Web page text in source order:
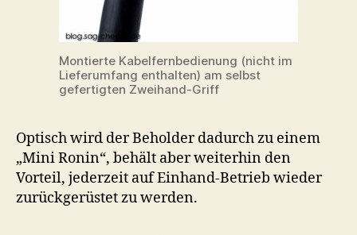
Montierte Kabelfernbedienung (nicht im
Lieferumfang enthalten) am selbst
gefertigten Zweihand-Griff
Optisch wird der Beholder dadurch zu einem
„Mini Ronin“, behält aber weiterhin den
Vorteil, jederzeit auf Einhand-Betrieb wieder
zurückgerüstet zu werden.